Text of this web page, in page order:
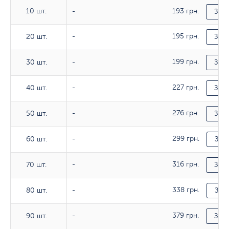
10 шт.
20 шт.
30 шт.
40 шт.
50 шт.
60 шт.
70 шт.
80 шт.
90 шт.
10 шт. - 193 грн.
20 шт. - 195 грн.
30 шт. - 199 грн.
40 шт. - 227 грн.
50 шт. - 276 грн.
60 шт. - 299 грн.
70 шт. - 316 грн.
80 шт. - 338 грн.
90 шт. - 379 грн.